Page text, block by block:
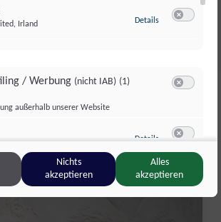
2026 //
DIESER REGION
Irland Details zu Google
/ Werbung (nicht IAB) (1)
außerhalb unserer Website
Irland Details zu Google GTag
(nicht IAB) (2)
Nichts
akzeptieren
Alles
akzeptieren